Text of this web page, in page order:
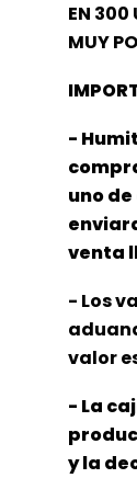
EN 300
MUY
-
uno
venta
- Los
valor
- La
y la